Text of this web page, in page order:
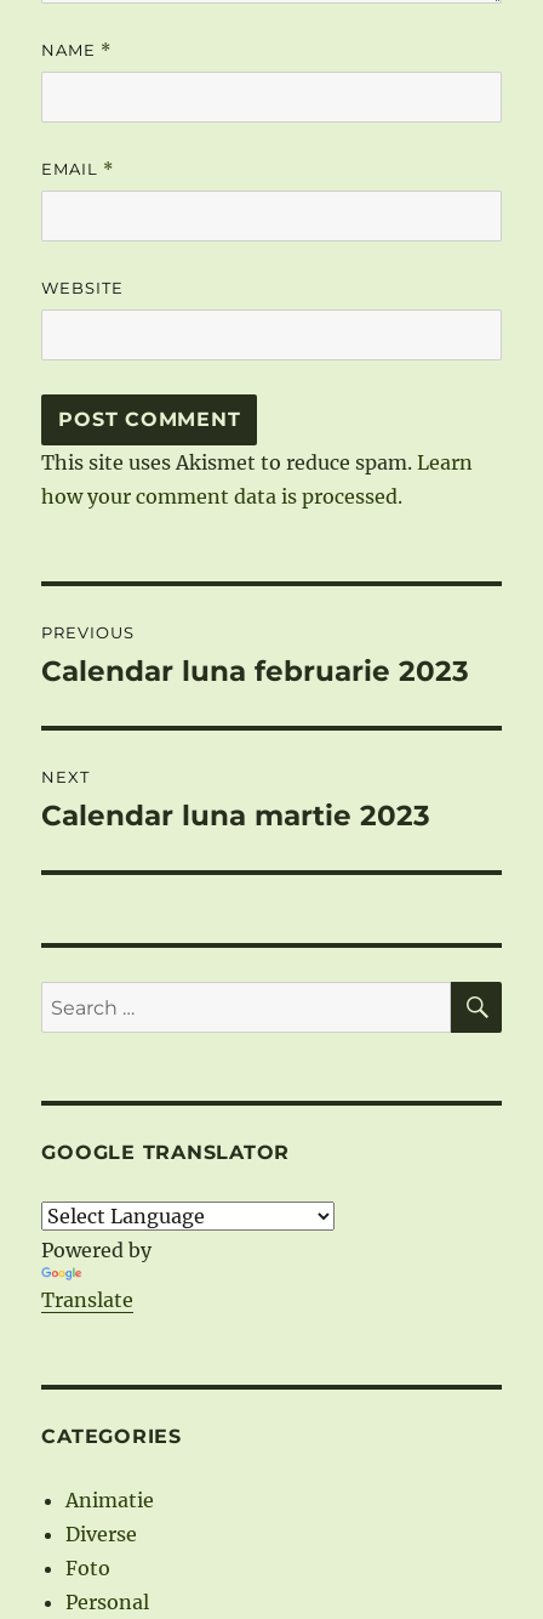
NAME *
EMAIL *
WEBSITE
This site uses Akismet to reduce spam.Learn
how your comment data is processed.
navigation
PREVIOUS
Previous
Calendar luna februarie 2023
NEXT
Next
Calendar luna martie 2023
Search
for:
GOOGLE TRANSLATOR
Powered by
Translate
CATEGORIES
Animatie
Diverse
Foto
Personal